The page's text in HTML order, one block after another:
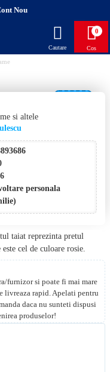
Nou
0
si altele
personala
taiat reprezinta pretul
cel de culoare rosie.
furnizor si poate fi mai mare
livreaza rapid. Apelati pentru
daca nu sunteti dispusi
produselor!